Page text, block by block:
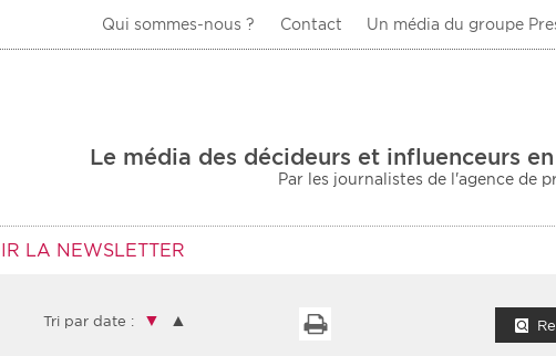
Qui sommes-nous ? Contact Un média du groupe
Le média des décideurs et influenceurs
Par les journalistes de l'agence de
LA NEWSLETTER
Tri par date : ▼ ▲